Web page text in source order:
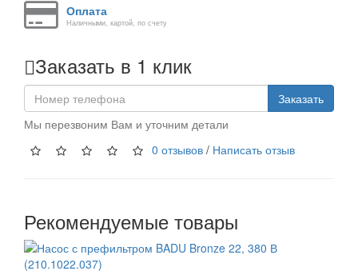
Оплата
Наличными, картой, по счету
Заказать в 1 клик
Заказать
Мы перезвоним Вам и уточним детали
0 отзывов / Написать отзыв
Рекомендуемые товары